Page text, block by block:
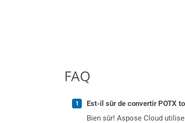
FAQ
Est-il sûr de convertir POTX
Bien sûr! Aspose Cloud